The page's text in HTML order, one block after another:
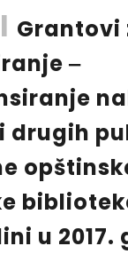
Grantovi
‒
drugih
u 2017.